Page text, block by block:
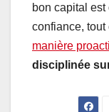
bon capital est
confiance, tout
manière
disciplinée